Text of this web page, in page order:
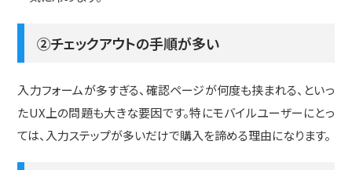
②チェックアウトの手順が多い
入力フォームが多すぎる、確認ページが何度も挟まれる、といっ
たUX上の問題も大きな要因です。特にモバイルユーザーにとっ
ては、入力ステップが多いだけで購入を諦める理由になります。